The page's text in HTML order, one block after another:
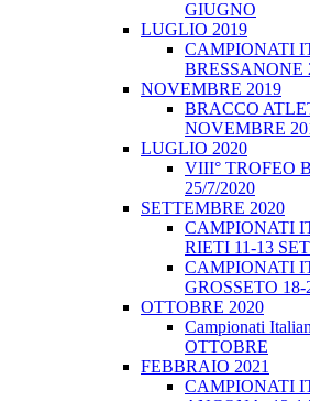
GIUGNO
LUGLIO 2019
CAMPIONATI
BRESSANONE
NOVEMBRE 2019
BRACCO
NOVEMBRE
LUGLIO 2020
VIII° TROFEO
25/7/2020
SETTEMBRE 2020
CAMPIONATI
RIETI 11-13
CAMPIONATI
GROSSETO
OTTOBRE 2020
Campionati
OTTOBRE
FEBBRAIO 2021
CAMPIONATI